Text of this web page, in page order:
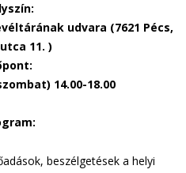
udvara (7621 Pécs,
11. )
14.00-18.00
beszélgetések a helyi